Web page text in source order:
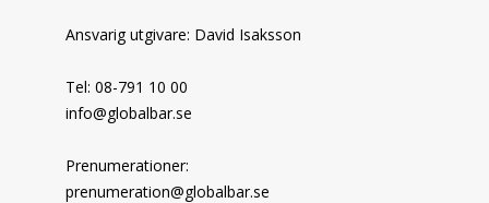
Ansvarig utgivare: David Isaksson
Tel: 08-791 10 00
info@globalbar.se
Prenumerationer:
prenumeration@globalbar.se